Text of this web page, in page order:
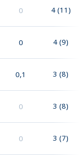
0 4 (11)
0 4 (9)
0,1 3 (8)
0 3 (8)
0 3 (7)